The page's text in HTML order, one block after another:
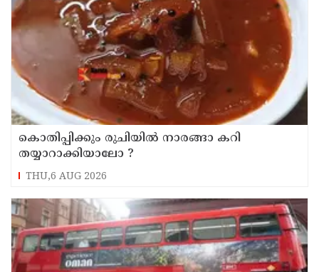
കൊതിപ്പിക്കും രുചിയിൽ നാരങ്ങാ കറി
തയ്യാറാക്കിയാലോ ?
THU,6 AUG 2026